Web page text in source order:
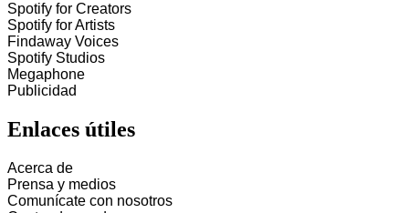
Spotify for Creators
Spotify for Artists
Findaway Voices
Spotify Studios
Megaphone
Publicidad
Enlaces útiles
Acerca de
Prensa y medios
Comunícate con nosotros